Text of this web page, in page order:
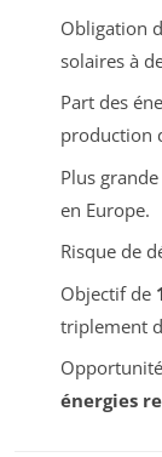
Obligation
solaires à
Part des
production
Plus
en Europe.
Risque de
Objectif de
triplement
énergies